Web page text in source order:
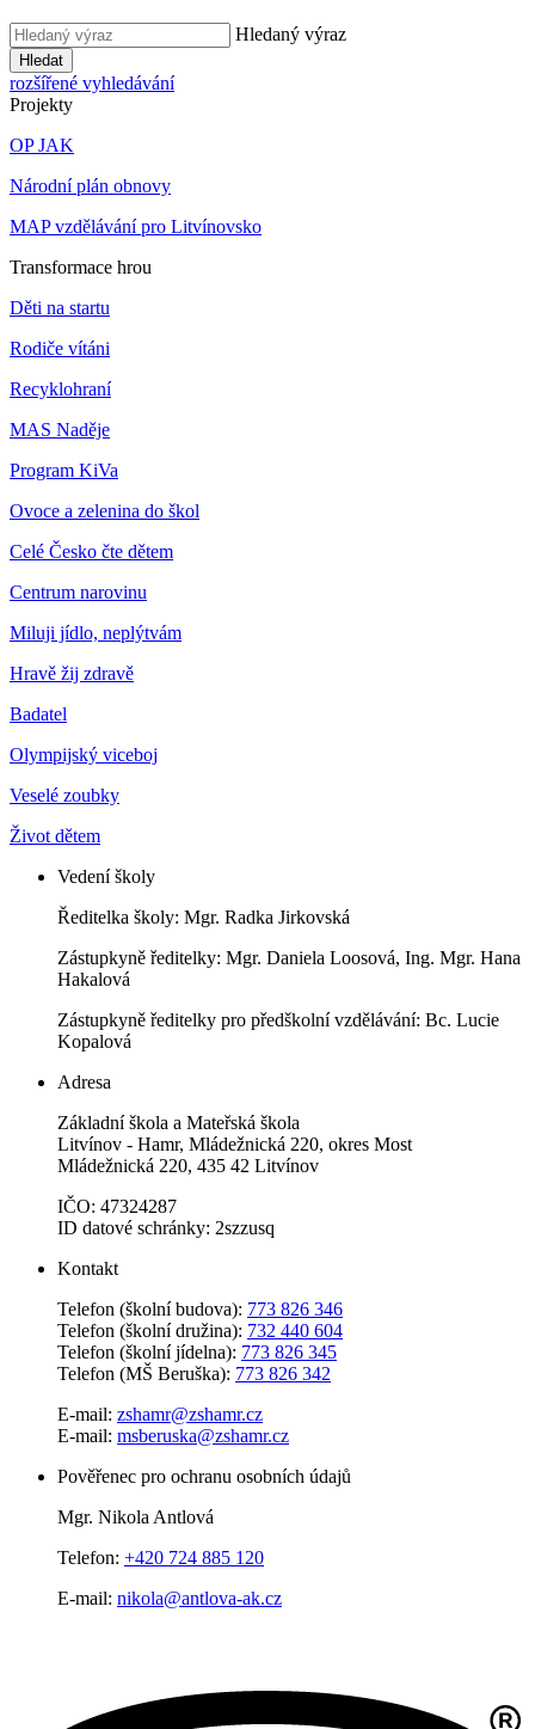
Hledaný výraz
Hledat
rozšířené vyhledávání
Projekty
OP JAK
Národní plán obnovy
MAP vzdělávání pro Litvínovsko
Transformace hrou
Děti na startu
Rodiče vítáni
Recyklohraní
MAS Naděje
Program KiVa
Ovoce a zelenina do škol
Celé Česko čte dětem
Centrum narovinu
Miluji jídlo, neplýtvám
Hravě žij zdravě
Badatel
Olympijský viceboj
Veselé zoubky
Život dětem
Vedení školy
Ředitelka školy: Mgr. Radka Jirkovská
Zástupkyně ředitelky: Mgr. Daniela Loosová, Ing. Mgr. Hana
Hakalová
Zástupkyně ředitelky pro předškolní vzdělávání: Bc. Lucie
Kopalová
Adresa
Základní škola a Mateřská škola
Litvínov - Hamr, Mládežnická 220, okres Most
Mládežnická 220, 435 42 Litvínov
IČO: 47324287
ID datové schránky: 2szzusq
Kontakt
Telefon (školní budova): 773 826 346
Telefon (školní družina): 732 440 604
Telefon (školní jídelna): 773 826 345
Telefon (MŠ Beruška): 773 826 342
E-mail: zshamr@zshamr.cz
E-mail: msberuska@zshamr.cz
Pověřenec pro ochranu osobních údajů
Mgr. Nikola Antlová
Telefon: +420 724 885 120
E-mail: nikola@antlova-ak.cz